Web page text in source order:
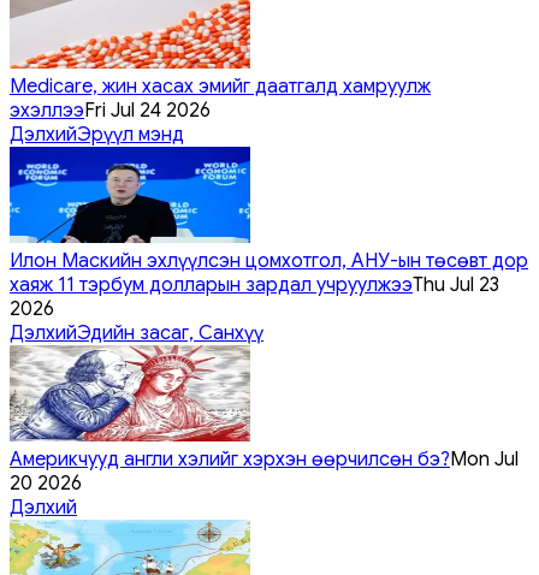
Medicare, жин хасах эмийг даатгалд хамруулж
эхэллээFri Jul 24 2026
ДэлхийЭрүүл мэнд
Илон Маскийн эхлүүлсэн цомхотгол, АНУ-ын төсөвт дор
хаяж 11 тэрбум долларын зардал учруулжээThu Jul 23
2026
ДэлхийЭдийн засаг, Санхүү
Америкчууд англи хэлийг хэрхэн өөрчилсөн бэ?Mon Jul
20 2026
Дэлхий